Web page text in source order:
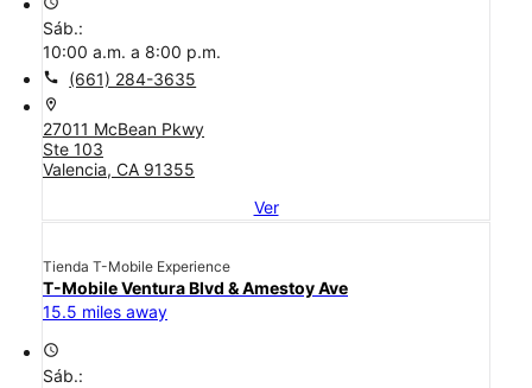
Sáb.:
10:00 a.m. a 8:00 p.m.
call (661) 284-3635
location_on
27011 McBean Pkwy
Ste 103
Valencia, CA 91355
Ver
Tienda T-Mobile Experience
T-Mobile Ventura Blvd & Amestoy Ave
15.5 miles away
access_time
Sáb.: